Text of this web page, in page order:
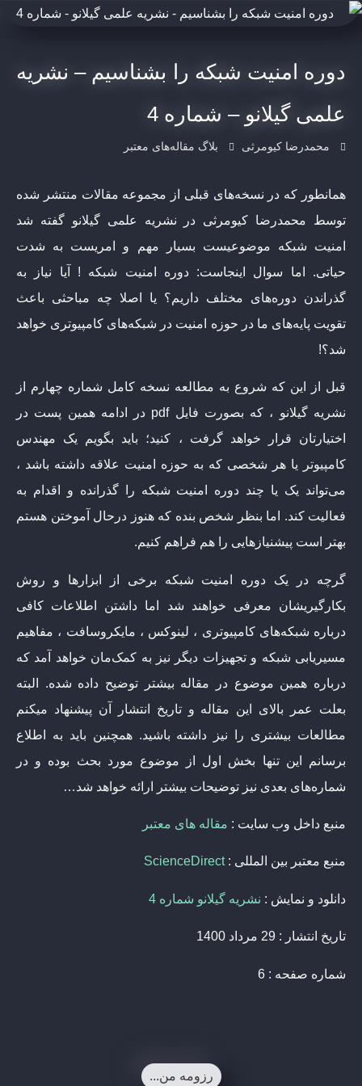
دوره امنیت شبکه را بشناسیم – نشریه
علمی گیلانو – شماره 4
محمدرضا کیومرثی بلاگ مقاله‌های معتبر
همانطور که در نسخه‌های قبلی از مجموعه مقالات منتشر شده
توسط محمدرضا کیومرثی در نشریه علمی گیلانو گفته شد
امنیت شبکه موضوعیست بسیار مهم و امریست به شدت
حیاتی. اما سوال اینجاست: دوره امنیت شبکه ! آیا نیاز به
گذراندن دوره‌های مختلف داریم؟ یا اصلا چه مباحثی باعث
تقویت پایه‌های ما در حوزه امنیت در شبکه‌های کامپیوتری خواهد
شد؟!
قبل از این که شروع به مطالعه نسخه کامل شماره چهارم از
نشریه گیلانو ، که بصورت فایل pdf در ادامه همین پست در
اختیارتان قرار خواهد گرفت ، کنید؛ باید بگویم یک مهندس
کامپیوتر یا هر شخصی که به حوزه امنیت علاقه داشته باشد ،
می‌تواند یک یا چند دوره امنیت شبکه را گذرانده و اقدام به
فعالیت کند. اما بنظر شخص بنده که هنوز درحال آموختن هستم
بهتر است پیشنیازهایی را هم فراهم کنیم.
گرچه در یک دوره امنیت شبکه برخی از ابزارها و روش
بکارگیریشان معرفی خواهند شد اما داشتن اطلاعات کافی
درباره شبکه‌های کامپیوتری ، لینوکس ، مایکروسافت ، مفاهیم
مسیریابی شبکه و تجهیزات دیگر نیز به کمک‌مان خواهد آمد که
درباره همین موضوع در مقاله بیشتر توضیح داده شده. البته
بعلت عمر بالای این مقاله و تاریخ انتشار آن پیشنهاد میکنم
مطالعات بیشتری را نیز داشته باشید. همچنین باید به اطلاع
برسانم این تنها بخش اول از موضوع مورد بحث بوده و در
شماره‌های بعدی نیز توضیحات بیشتر ارائه خواهد شد…
منبع داخل وب سایت : مقاله های معتبر
منبع معتبر بین المللی :ScienceDirect
دانلود و نمایش : نشریه گیلانو شماره 4
تاریخ انتشار : 29 مرداد 1400
شماره صفحه : 6
رزومه من...